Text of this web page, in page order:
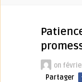
on
Partager